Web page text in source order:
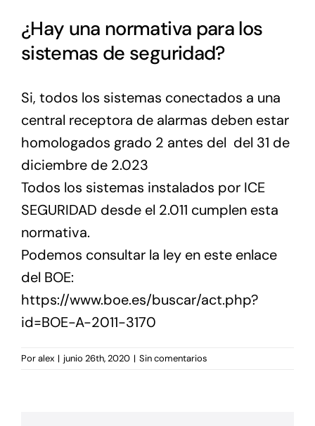
¿Hay una normativa para los
sistemas de seguridad?
Si, todos los sistemas conectados a una
central receptora de alarmas deben estar
homologados grado 2 antes del del 31 de
diciembre de 2.023
Todos los sistemas instalados por ICE
SEGURIDAD desde el 2.011 cumplen esta
normativa.
Podemos consultar la ley en este enlace
del BOE:
https://www.boe.es/buscar/act.php?
id=BOE-A-2011-3170
Poralex | junio 26th, 2020 | Sin comentarios